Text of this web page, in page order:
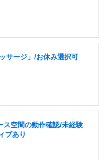
サージ」/お休み選択可
ス空間の動作確認/未経験
ブあり